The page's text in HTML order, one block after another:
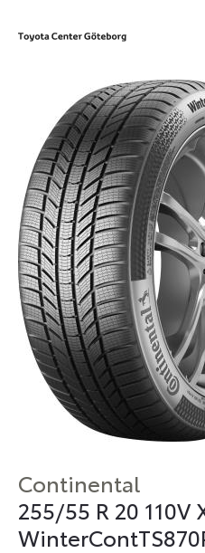
Continental
255/55 R 20 110V